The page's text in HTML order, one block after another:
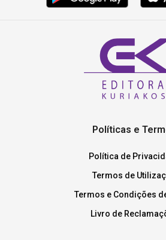
Políticas e
Política de
Termos de
Termos e Condições
Livro de